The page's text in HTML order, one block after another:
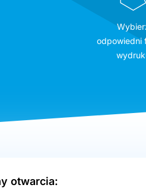
odpowiedni
otwarcia: